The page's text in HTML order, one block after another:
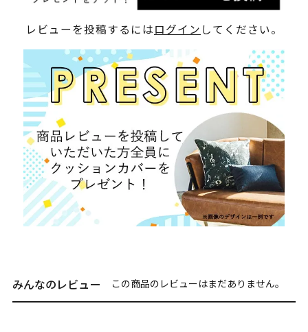
レビューを投稿するにはログイン してください。
みんなのレビュー この商品のレビューはまだありません。